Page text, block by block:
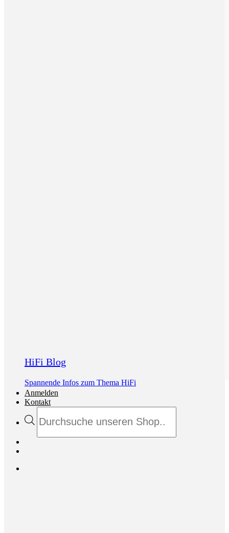
HiFi Blog
Spannende Infos zum Thema HiFi
Anmelden
Kontakt
search